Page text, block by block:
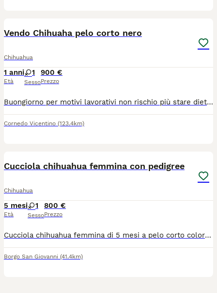
Vendo Chihuaha pelo corto nero
Chihuahua
1 anni
Età
1
Sesso
900 €
Prezzo
Buongiorno per motivi lavorativi non rischio più stare dietro al mio Chihuaha. A malincuore scelgo di venderla. È una femmina di quasi un anno color nero a pelo corto.
Cornedo Vicentino (123.4km)
Cucciola chihuahua femmina con pedigree
Chihuahua
5 mesi
Età
1
Sesso
800 €
Prezzo
Cucciola chihuahua femmina di 5 mesi a pelo corto color bianco fulvo, con pedigree, microchip e vaccini. Genitori di mia proprietà e visibili in provincia di Lodi
Borgo San Giovanni (41.4km)